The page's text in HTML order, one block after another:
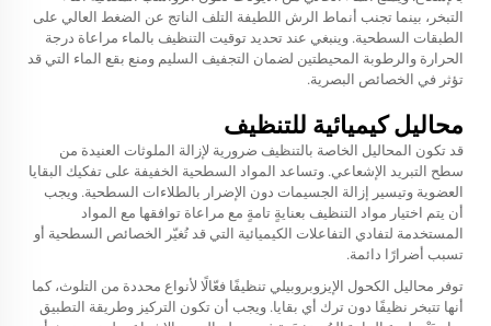
التبخر، بينما تجنب أنماط الرش اللطيفة التلف الناتج عن الضغط العالي على
الطبقات السطحية. وينبغي عند تحديد توقيت التنظيف بالماء مراعاة درجة
الحرارة والرطوبة المحيطتين لضمان التجفيف السليم ومنع بقع الماء التي قد
تؤثر في الخصائص البصرية.
محاليل كيميائية للتنظيف
قد تكون المحاليل الخاصة بالتنظيف ضرورية لإزالة الملوثات العنيدة من
سطح التبريد الإشعاعي. وتساعد المواد السطحية الخفيفة على تفكيك البقايا
العضوية وتيسير إزالة الجسيمات دون الإضرار بالطلاءات السطحية. ويجب
أن يتم اختيار مواد التنظيف بعنايةٍ تامةٍ مع مراعاة توافقها مع المواد
المستخدمة لتفادي التفاعلات الكيميائية التي قد تُغيّر الخصائص السطحية أو
تسبب أضرارًا دائمة.
توفر محاليل الكحول الإيزوبروبيلي تنظيفًا فعّالًا لأنواع محددة من التلوث، كما
أنها تتبخر نظيفًا دون ترك أي بقايا. ويجب أن تكون التركيز وطريقة التطبيق